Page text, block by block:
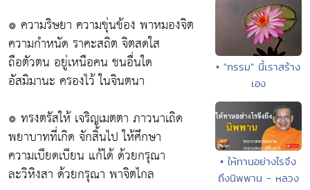
๏ ความริษยา ความขุ่นข้อง พาหมองจิต
ความกำหนัด ราคะสถิต จิตสดใส
ถือตัวตน อยู่เหนือคน ชนอื่นใด
อัสมิมานะ ครองไว้ ในจินตนา
๏ ทรงตรัสให้ เจริญเมตตา ภาวนาเถิด
พยาบาทที่เกิด จักสิ้นไป ให้ศึกษา
ความเบียดเบียน แก้ได้ ด้วยกรุณา
ละวิหิงสา ด้วยกรุณา พาจิตไกล
• "กรรม" นี้เราสร้าง
เอง
• ให้ทานอย่างไรจึง
ถึงนิพพาน - หลวง